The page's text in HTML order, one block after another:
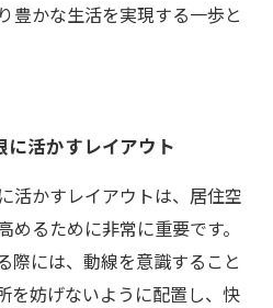
豊かな生活を実現する一歩と
活かすレイアウト
活かすレイアウトは、居住空
るために非常に重要です。
際には、動線を意識すること
を妨げないように配置し、快